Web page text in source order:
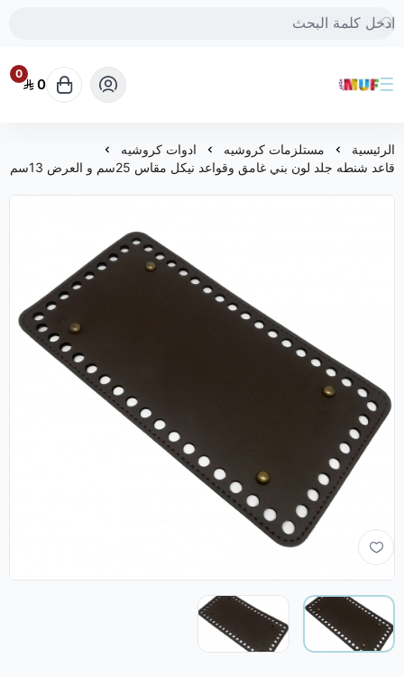
متجر MUF
0
0
الرئيسية مستلزمات كروشيه
ادوات كروشيه
قاعد شنطه جلد لون بني غامق وقواعد نيكل مقاس 25سم و العرض 13سم